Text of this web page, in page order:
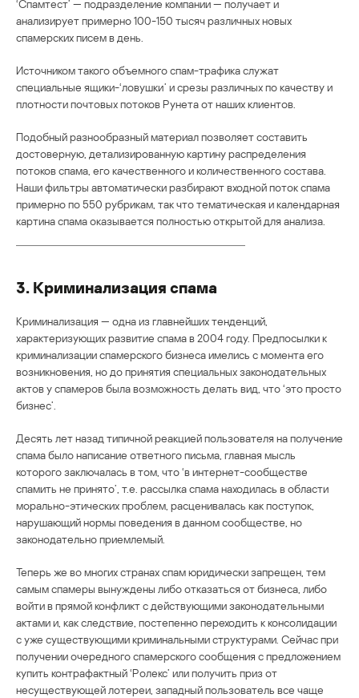
‘Спамтест’ — подразделение компании — получает и
анализирует примерно 100-150 тысяч различных новых
спамерских писем в день.
Источником такого объемного спам-трафика служат
специальные ящики-‘ловушки’ и срезы различных по качеству и
плотности почтовых потоков Рунета от наших клиентов.
Подобный разнообразный материал позволяет составить
достоверную, детализированную картину распределения
потоков спама, его качественного и количественного состава.
Наши фильтры автоматически разбирают входной поток спама
примерно по 550 рубрикам, так что тематическая и календарная
картина спама оказывается полностью открытой для анализа.
3. Криминализация спама
Криминализация — одна из главнейших тенденций,
характеризующих развитие спама в 2004 году. Предпосылки к
криминализации спамерского бизнеса имелись с момента его
возникновения, но до принятия специальных законодательных
актов у спамеров была возможность делать вид, что ‘это просто
бизнес’.
Десять лет назад типичной реакцией пользователя на получение
спама было написание ответного письма, главная мысль
которого заключалась в том, что ‘в интернет-сообществе
спамить не принято’, т.е. рассылка спама находилась в области
морально-этических проблем, расценивалась как поступок,
нарушающий нормы поведения в данном сообществе, но
законодательно приемлемый.
Теперь же во многих странах спам юридически запрещен, тем
самым спамеры вынуждены либо отказаться от бизнеса, либо
войти в прямой конфликт с действующими законодательными
актами и, как следствие, постепенно переходить к консолидации
с уже существующими криминальными структурами. Сейчас при
получении очередного спамерского сообщения с предложением
купить контрафактный ‘Ролекс’ или получить приз от
несуществующей лотереи, западный пользователь все чаще